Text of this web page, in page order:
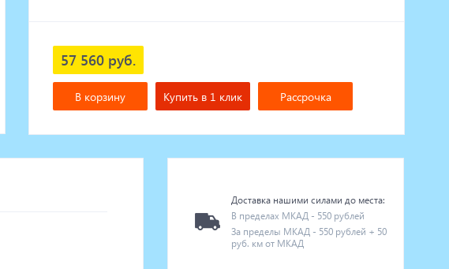
57 560 руб.
В корзину Купить в 1 клик Рассрочка
Доставка нашими силами до места:
В пределах МКАД - 550 рублей
За пределы МКАД - 550 рублей + 50
руб. км от МКАД